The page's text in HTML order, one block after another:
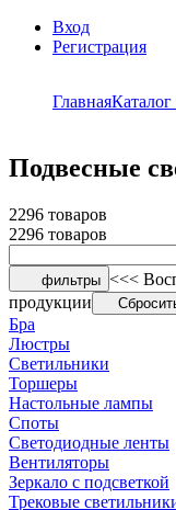
Вход
Регистрация
ГлавнаяКаталог
Подвесные
2296 товаров
2296 товаров
фильтры <<<
продукции
Бра
Люстры
Светильники
Торшеры
Настольные лампы
Споты
Светодиодные ленты
Вентиляторы
Зеркало с подсветкой
Трековые